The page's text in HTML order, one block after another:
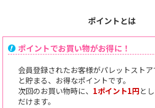
ポイントとは
ポイントでお買い物がお得に！
会員登録されたお客様がパレットストア
と貯まる、お得なポイントです。
次回のお買い物時に、 1ポイント1円と
だけます。